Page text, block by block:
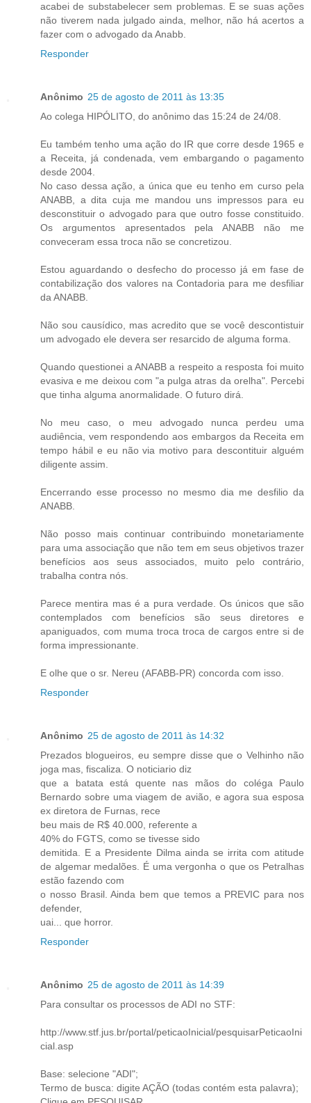
acabei de substabelecer sem problemas. E se suas ações
não tiverem nada julgado ainda, melhor, não há acertos a
fazer com o advogado da Anabb.
Responder
Anônimo 25 de agosto de 2011 às 13:35
Ao colega HIPÓLITO, do anônimo das 15:24 de 24/08.
Eu também tenho uma ação do IR que corre desde 1965 e
a Receita, já condenada, vem embargando o pagamento
desde 2004.
No caso dessa ação, a única que eu tenho em curso pela
ANABB, a dita cuja me mandou uns impressos para eu
desconstituir o advogado para que outro fosse constituido.
Os argumentos apresentados pela ANABB não me
conveceram essa troca não se concretizou.
Estou aguardando o desfecho do processo já em fase de
contabilização dos valores na Contadoria para me desfiliar
da ANABB.
Não sou causídico, mas acredito que se você descontistuir
um advogado ele devera ser resarcido de alguma forma.
Quando questionei a ANABB a respeito a resposta foi muito
evasiva e me deixou com "a pulga atras da orelha". Percebi
que tinha alguma anormalidade. O futuro dirá.
No meu caso, o meu advogado nunca perdeu uma
audiência, vem respondendo aos embargos da Receita em
tempo hábil e eu não via motivo para descontituir alguém
diligente assim.
Encerrando esse processo no mesmo dia me desfilio da
ANABB.
Não posso mais continuar contribuindo monetariamente
para uma associação que não tem em seus objetivos trazer
benefícios aos seus associados, muito pelo contrário,
trabalha contra nós.
Parece mentira mas é a pura verdade. Os únicos que são
contemplados com benefícios são seus diretores e
apaniguados, com muma troca troca de cargos entre si de
forma impressionante.
E olhe que o sr. Nereu (AFABB-PR) concorda com isso.
Responder
Anônimo 25 de agosto de 2011 às 14:32
Prezados blogueiros, eu sempre disse que o Velhinho não
joga mas, fiscaliza. O noticiario diz
que a batata está quente nas mãos do coléga Paulo
Bernardo sobre uma viagem de avião, e agora sua esposa
ex diretora de Furnas, rece
beu mais de R$ 40.000, referente a
40% do FGTS, como se tivesse sido
demitida. E a Presidente Dilma ainda se irrita com atitude
de algemar medalões. É uma vergonha o que os Petralhas
estão fazendo com
o nosso Brasil. Ainda bem que temos a PREVIC para nos
defender,
uai... que horror.
Responder
Anônimo 25 de agosto de 2011 às 14:39
Para consultar os processos de ADI no STF:
http://www.stf.jus.br/portal/peticaoInicial/pesquisarPeticaoIni
cial.asp
Base: selecione "ADI";
Termo de busca: digite AÇÃO (todas contém esta palavra);